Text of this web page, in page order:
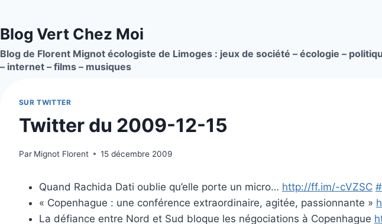
contenu
Blog Vert Chez Moi
Blog de Florent Mignot écologiste de Limoges : jeux de société – écologie –
– internet – films – musiques
SUR TWITTER
Twitter du 2009-12-15
Par Mignot Florent 15 décembre 2009
Quand Rachida Dati oublie qu’elle porte un micro… http://ff.im/-cVZSC #
« Copenhague : une conférence extraordinaire, agitée, passionnante »
La défiance entre Nord et Sud bloque les négociations à Copenhague